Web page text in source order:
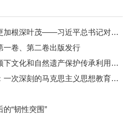
让中朝传统友谊之树更加根深叶茂——习近平总书记对朝鲜进行国事访问纪实
一卷、第二卷出版发行
在习近平文化思想引领下文化和自然遗产保护传承利用工作开创新局面
伟大征程丨延安整风：一次深刻的马克思主义思想教育运动
“韧性突围”